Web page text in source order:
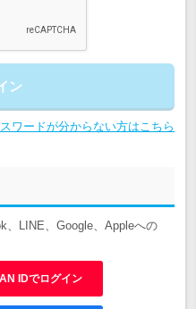
ン
ワードが分からない方はこちら
、LINE、Google、Appleへの
IDでログイン